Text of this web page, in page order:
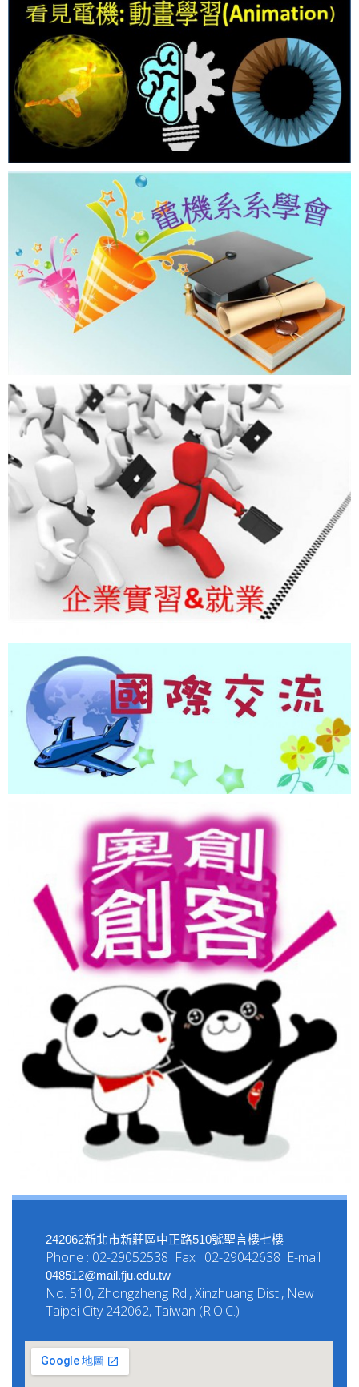
242062新北市新莊區中正路510號聖言樓七樓
Phone : 02-29052538 Fax : 02-29042638 E-mail :
048512@mail.fju.edu.tw
No. 510, Zhongzheng Rd., Xinzhuang Dist., New
Taipei City 242062, Taiwan (R.O.C.)